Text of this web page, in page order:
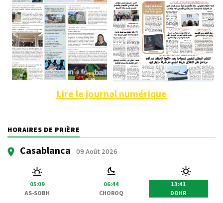
Lire le journal numérique
HORAIRES DE PRIÈRE
Casablanca 09 Août 2026
05:09
AS-SOBH
06:44
CHOROQ
13:41
DOHR